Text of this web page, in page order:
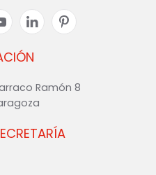
Ramón 8